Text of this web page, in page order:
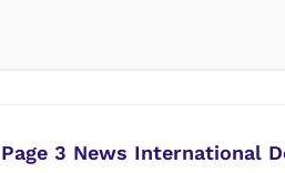
Page 3 News International